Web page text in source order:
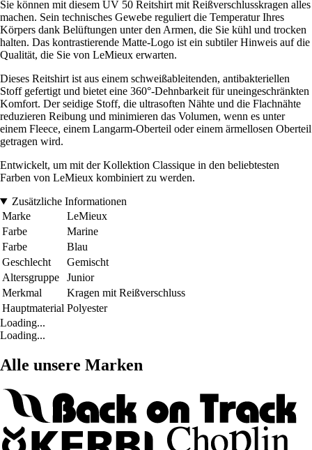
Sie können mit diesem UV 50 Reitshirt mit Reißverschlusskragen alles
machen. Sein technisches Gewebe reguliert die Temperatur Ihres
Körpers dank Belüftungen unter den Armen, die Sie kühl und trocken
halten. Das kontrastierende Matte-Logo ist ein subtiler Hinweis auf die
Qualität, die Sie von LeMieux erwarten.
Dieses Reitshirt ist aus einem schweißableitenden, antibakteriellen
Stoff gefertigt und bietet eine 360°-Dehnbarkeit für uneingeschränkten
Komfort. Der seidige Stoff, die ultrasoften Nähte und die Flachnähte
reduzieren Reibung und minimieren das Volumen, wenn es unter
einem Fleece, einem Langarm-Oberteil oder einem ärmellosen Oberteil
getragen wird.
Entwickelt, um mit der Kollektion Classique in den beliebtesten
Farben von LeMieux kombiniert zu werden.
Zusätzliche Informationen
Marke
LeMieux
Farbe
Marine
Farbe
Blau
Geschlecht
Gemischt
Altersgruppe
Junior
Merkmal
Kragen mit Reißverschluss
Hauptmaterial Polyester
Loading...
Loading...
Alle unsere Marken